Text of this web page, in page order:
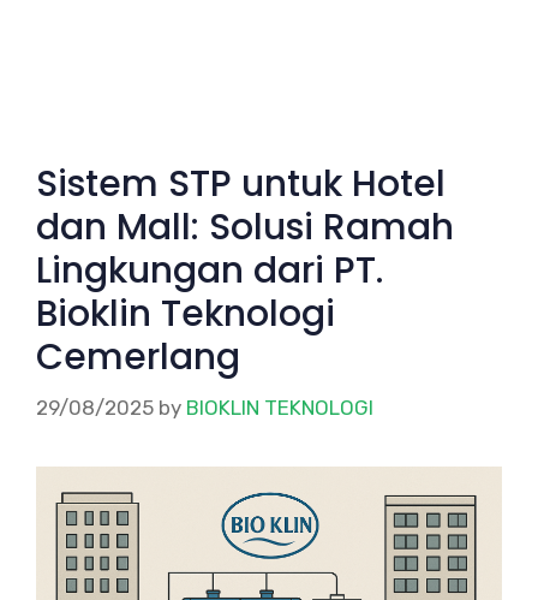
Sistem STP untuk Hotel
dan Mall: Solusi Ramah
Lingkungan dari PT.
Bioklin Teknologi
Cemerlang
29/08/2025 by BIOKLIN TEKNOLOGI